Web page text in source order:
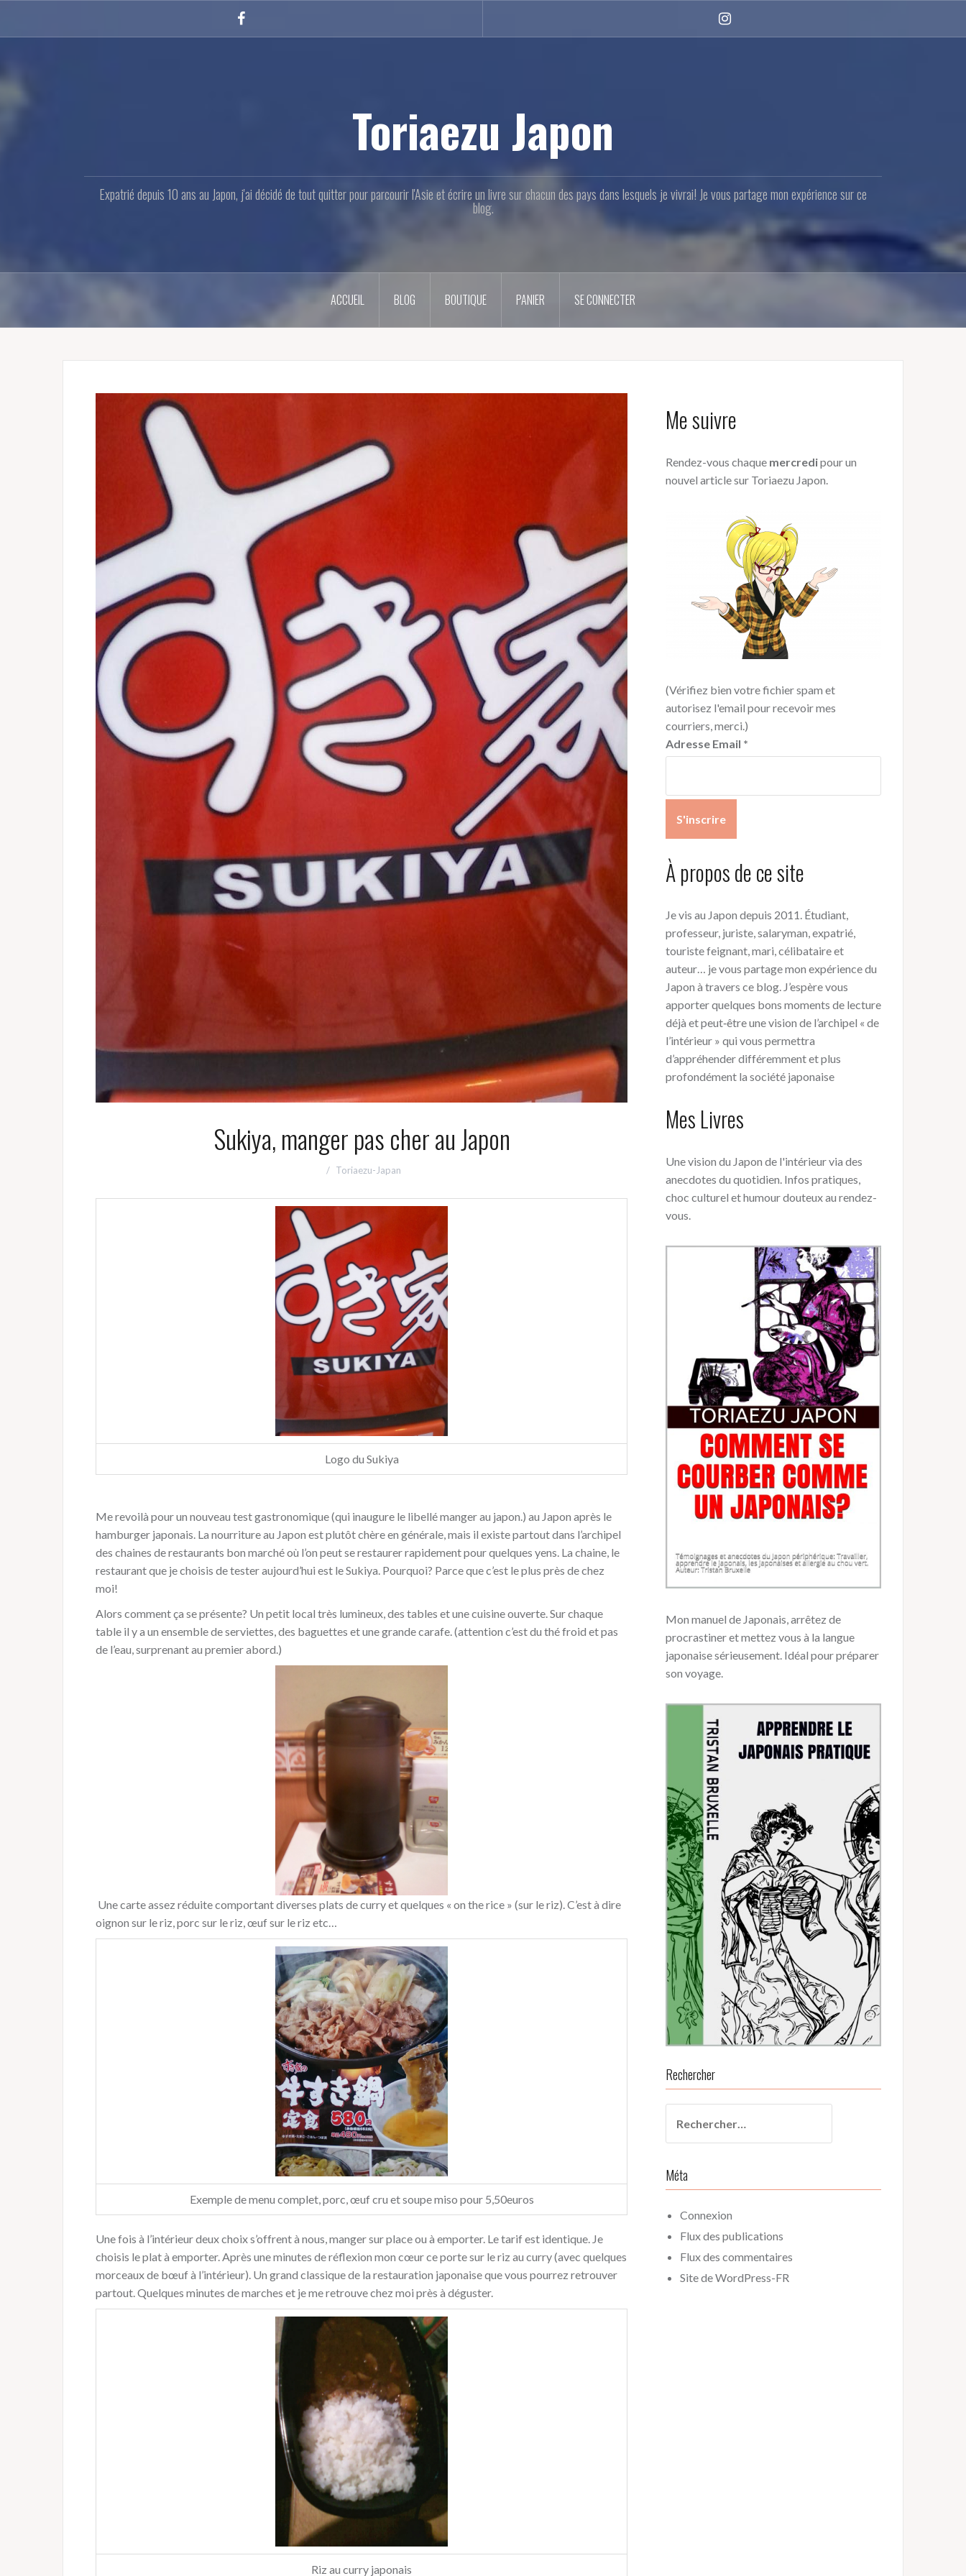
Toriaezu Japon
Expatrié depuis 10 ans au Japon, j'ai décidé de tout quitter pour parcourir l'Asie et écrire un livre sur chacun des pays dans lesquels je vivrai! Je vous partage mon expérience sur ce
blog.
ACCUEIL BLOG BOUTIQUE PANIER SE CONNECTER
Sukiya, manger pas cher au Japon
Toriaezu-Japan
Logo du Sukiya
Me revoilà pour un nouveau test gastronomique (qui inaugure le libellé manger au japon.) au Japon après le
hamburger japonais. La nourriture au Japon est plutôt chère en générale, mais il existe partout dans l’archipel
des chaines de restaurants bon marché où l’on peut se restaurer rapidement pour quelques yens. La chaine, le
restaurant que je choisis de tester aujourd’hui est le Sukiya. Pourquoi? Parce que c’est le plus près de chez
moi!
Alors comment ça se présente? Un petit local très lumineux, des tables et une cuisine ouverte. Sur chaque
table il y a un ensemble de serviettes, des baguettes et une grande carafe. (attention c’est du thé froid et pas
de l’eau, surprenant au premier abord.)
Une carte assez réduite comportant diverses plats de curry et quelques « on the rice » (sur le riz). C’est à dire
oignon sur le riz, porc sur le riz, œuf sur le riz etc…
Exemple de menu complet, porc, œuf cru et soupe miso pour 5,50euros
Une fois à l’intérieur deux choix s’offrent à nous, manger sur place ou à emporter. Le tarif est identique. Je
choisis le plat à emporter. Après une minutes de réflexion mon cœur ce porte sur le riz au curry (avec quelques
morceaux de bœuf à l’intérieur). Un grand classique de la restauration japonaise que vous pourrez retrouver
partout. Quelques minutes de marches et je me retrouve chez moi près à déguster.
Riz au curry japonais
Me suivre
Rendez-vous chaque mercredipour un
nouvel article sur Toriaezu Japon.
(Vérifiez bien votre fichier spam et
autorisez l'email pour recevoir mes
courriers, merci.)
Adresse Email *
À propos de ce site
Je vis au Japon depuis 2011. Étudiant,
professeur, juriste, salaryman, expatrié,
touriste feignant, mari, célibataire et
auteur… je vous partage mon expérience du
Japon à travers ce blog. J’espère vous
apporter quelques bons moments de lecture
déjà et peut‑être une vision de l’archipel « de
l’intérieur » qui vous permettra
d’appréhender différemment et plus
profondément la société japonaise
Mes Livres
Une vision du Japon de l'intérieur via des
anecdotes du quotidien. Infos pratiques,
choc culturel et humour douteux au rendez-
vous.
Mon manuel de Japonais, arrêtez de
procrastiner et mettez vous à la langue
japonaise sérieusement. Idéal pour préparer
son voyage.
Rechercher
Méta
Connexion
Flux des publications
Flux des commentaires
Site de WordPress-FR